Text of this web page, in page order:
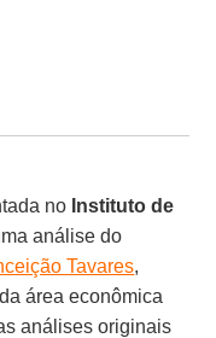
no Instituto de
análise do
Tavares,
área econômica
análises originais